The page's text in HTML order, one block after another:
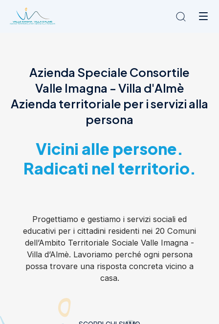
L'Ambito
Cosa facciamo
News
Amministrazione trasparente
Azienda Speciale Consortile
Valle Imagna - Villa d'Almè
Azienda territoriale per i servizi alla
persona
Vicini alle persone.
Radicati nel territorio.
Progettiamo e gestiamo i servizi sociali ed
educativi per i cittadini residenti nei 20 Comuni
dell’Ambito Territoriale Sociale Valle Imagna -
Villa d’Almè. Lavoriamo perché ogni persona
possa trovare una risposta concreta vicino a
casa.